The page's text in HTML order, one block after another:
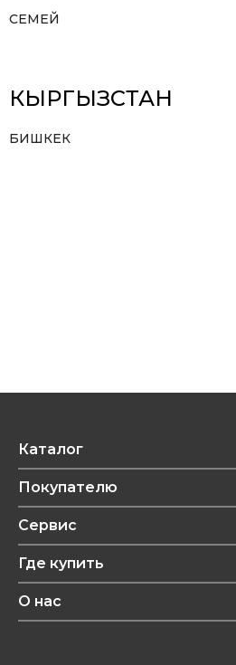
СЕМЕЙ
КЫРГЫЗСТАН
БИШКЕК
Каталог
Приготовление напитков
Техника для кухни
Уход за волосами
Красота и здоровье
Уход за домом
Покупателю
Обзоры
Рецепты
Сервис
Где купить
О нас